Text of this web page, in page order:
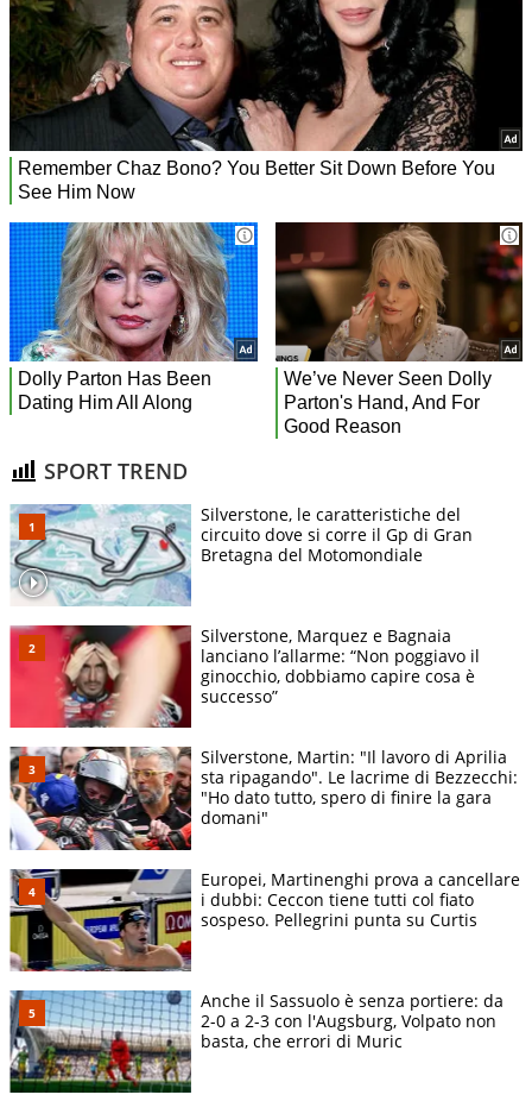
SPORT TREND
Silverstone, le caratteristiche del
circuito dove si corre il Gp di Gran
Bretagna del Motomondiale
Silverstone, Marquez e Bagnaia
lanciano l’allarme: “Non poggiavo il
ginocchio, dobbiamo capire cosa è
successo”
Silverstone, Martin: "Il lavoro di Aprilia
sta ripagando". Le lacrime di Bezzecchi:
"Ho dato tutto, spero di finire la gara
domani"
Europei, Martinenghi prova a cancellare
i dubbi: Ceccon tiene tutti col fiato
sospeso. Pellegrini punta su Curtis
Anche il Sassuolo è senza portiere: da
2-0 a 2-3 con l'Augsburg, Volpato non
basta, che errori di Muric